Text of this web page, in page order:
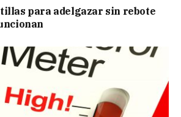
para adelgazar sin rebote